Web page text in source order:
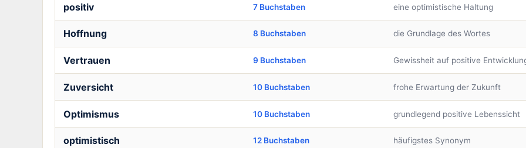
positiv 7 Buchstaben eine optimistische Haltung
Hoffnung 8 Buchstaben die Grundlage des Wortes
Vertrauen 9 Buchstaben Gewissheit auf positive
Zuversicht 10 Buchstaben frohe Erwartung der Zukunft
Optimismus 10 Buchstaben grundlegend positive Lebenssicht
optimistisch 12 Buchstaben häufigstes Synonym